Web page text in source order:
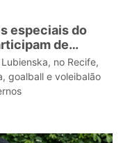
especiais do
de
no Recife,
goalball e voleibalão